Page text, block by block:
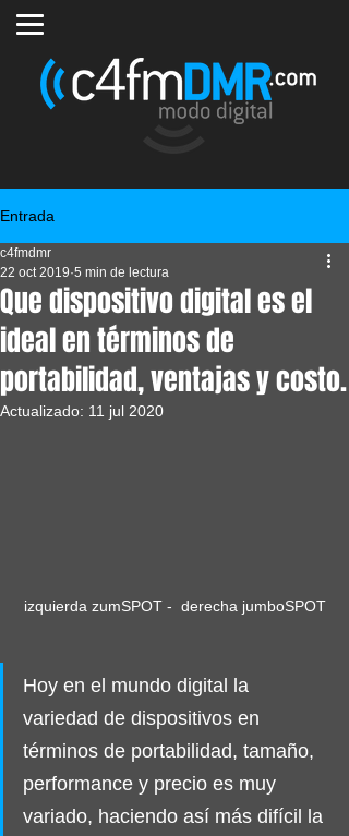
Entrada
Que dispositivo digital es el
ideal en términos de
portabilidad, ventajas y costo.
c4fmdmr
22 oct 2019 5 min de lectura
Actualizado: 11 jul 2020
izquierda zumSPOT -  derecha jumboSPOT
Hoy en el mundo digital la
variedad de dispositivos en
términos de portabilidad, tamaño,
performance y precio es muy
variado, haciendo así más difícil la